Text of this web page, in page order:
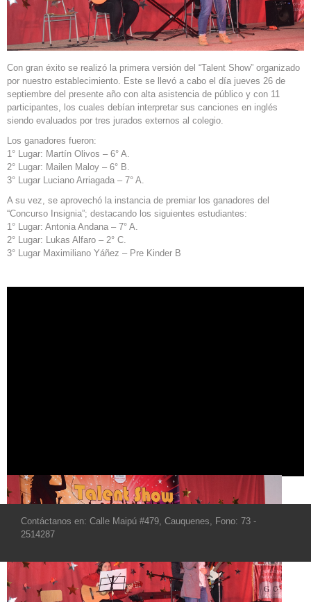
Con gran éxito se realizó la primera versión del “Talent Show” organizado
por nuestro establecimiento. Este se llevó a cabo el día jueves 26 de
septiembre del presente año con alta asistencia de público y con 11
participantes, los cuales debían interpretar sus canciones en inglés
siendo evaluados por tres jurados externos al colegio.
Los ganadores fueron:
1° Lugar: Martín Olivos – 6° A.
2° Lugar: Mailen Maloy – 6° B.
3° Lugar Luciano Arriagada – 7° A.
A su vez, se aprovechó la instancia de premiar los ganadores del
“Concurso Insignia”; destacando los siguientes estudiantes:
1° Lugar: Antonia Andana – 7° A.
2° Lugar: Lukas Alfaro – 2° C.
3° Lugar Maximiliano Yáñez – Pre Kinder B
Contáctanos en: Calle Maipú #479, Cauquenes, Fono: 73 -
2514287